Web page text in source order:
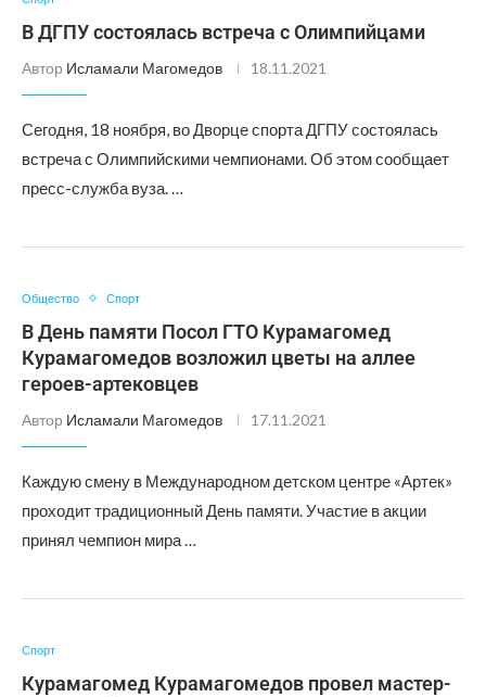
В ДГПУ состоялась встреча с Олимпийцами
Автор Исламали Магомедов 18.11.2021
Сегодня, 18 ноября, во Дворце спорта ДГПУ состоялась
встреча с Олимпийскими чемпионами. Об этом сообщает
пресс-служба вуза. …
Общество Спорт
В День памяти Посол ГТО Курамагомед
Курамагомедов возложил цветы на аллее
героев-артековцев
Автор Исламали Магомедов 17.11.2021
Каждую смену в Международном детском центре «Артек»
проходит традиционный День памяти. Участие в акции
принял чемпион мира …
Спорт
Курамагомед Курамагомедов провел мастер-